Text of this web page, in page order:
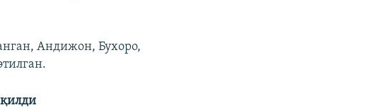
Андижон, Бухоро,